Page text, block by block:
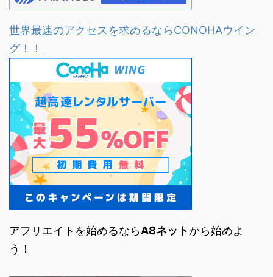
世界最速のアクセスを求めるならCONOHAウイン
グ！！
アフリエイトを始めるならA8ネットから始めよ
う！